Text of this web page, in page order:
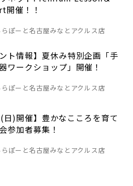
開催！！
らぽーと名古屋みなとアクルス店
ント情報】夏休み特別企画「手
ワークショップ」開催！
らぽーと名古屋みなとアクルス店
日)開催】豊かなこころを育て
参加者募集！
らぽーと名古屋みなとアクルス店